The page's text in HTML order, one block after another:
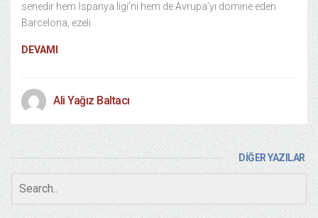
senedir hem İspanya ligi’ni hem de Avrupa’yı domine eden
Barcelona, ezeli
DEVAMI
Ali Yağız Baltacı
DİĞER YAZILAR